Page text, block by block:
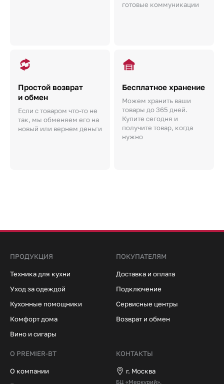
готовые коммуникации
Простой возврат
и обмен
Если с товаром что-то не
так, мы обменяем его на
новый или вернем деньги
Бесплатное хранение
Можем хранить ваши
товары до 365 дней.
Купите сегодня и
получите товар, когда
нужно
ПРОДУКЦИЯ
Техника для кухни
Уход за одеждой
Кухонные помощники
Комфорт дома
Вино и сигары
ПОКУПАТЕЛЯМ
Доставка и оплата
Подключение
Сервисные центры
Возврат и обмен
О PREMIER-BT
О компании
КОНТАКТЫ
г. Москва
БЦ «Меркурий»,